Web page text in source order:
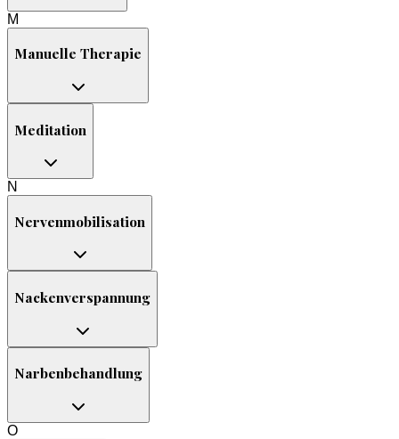
M
Manuelle Therapie
Meditation
N
Nervenmobilisation
Nackenverspannung
Narbenbehandlung
O